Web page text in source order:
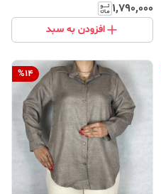
۱٬۷۹۰٬۰۰۰
افزودن به سبد
%14